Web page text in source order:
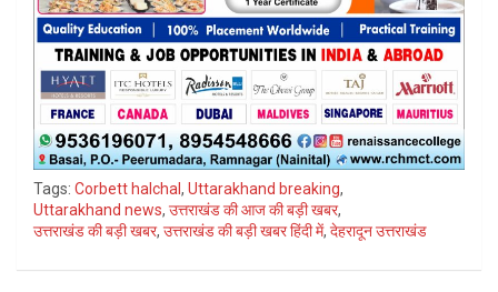
Tags: Corbett halchal, Uttarakhand breaking,
Uttarakhand news, उत्तराखंड की आज की बड़ी खबर,
उत्तराखंड की बड़ी खबर, उत्तराखंड की बड़ी खबर हिंदी में, देहरादून उत्तराखंड